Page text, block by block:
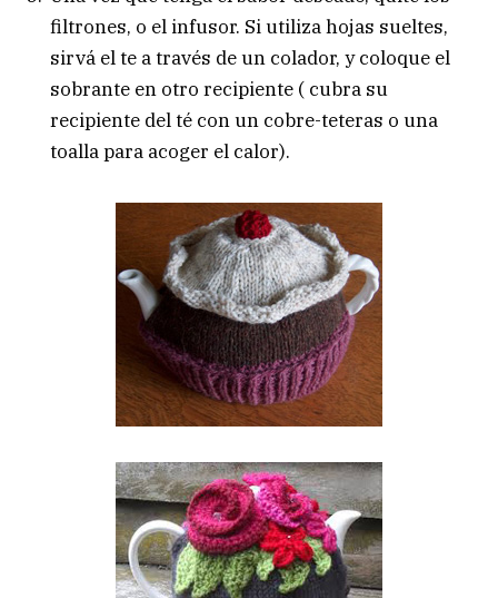
filtrones, o el infusor. Si utiliza hojas sueltes,
sirvá el te a través de un colador, y coloque el
sobrante en otro recipiente ( cubra su
recipiente del té con un cobre-teteras o una
toalla para acoger el calor).